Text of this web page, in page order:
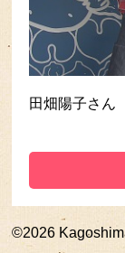
田畑陽子さん
©2026